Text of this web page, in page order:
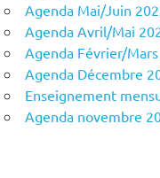
Agenda Mai/Juin
Agenda Avril/Mai
Agenda Février/
Agenda Décembre
Enseignement
Agenda novembre